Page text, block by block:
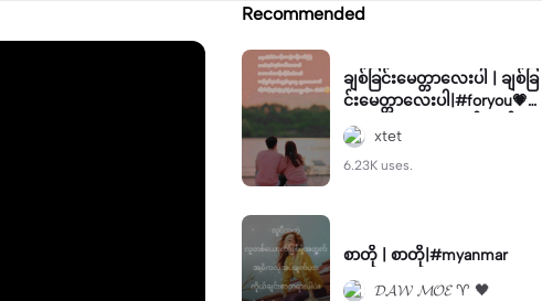
Recommended
ချစ်ခြင်းမေတ္တာလေးပါ | ချစ်ခြ
င်းမေတ္တာလေးပါ|#foryou💗✨
#gu#viral✨ #မလုပ်တက်လု
ပ်တက်edit
xtet
6.23K uses.
စာတို | စာတို|#myanmar
𝓓𝓐𝓦 𝓜𝓞𝓔 ♈ 🖤